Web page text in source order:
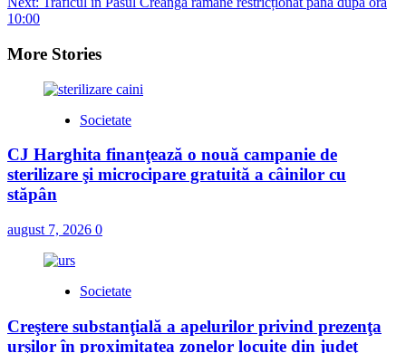
10:00
More Stories
Societate
CJ Harghita finanţează o nouă campanie de
sterilizare şi microcipare gratuită a câinilor cu
stăpân
august 7, 2026 0
Societate
Creştere substanţială a apelurilor privind prezenţa
urşilor în proximitatea zonelor locuite din judeţ